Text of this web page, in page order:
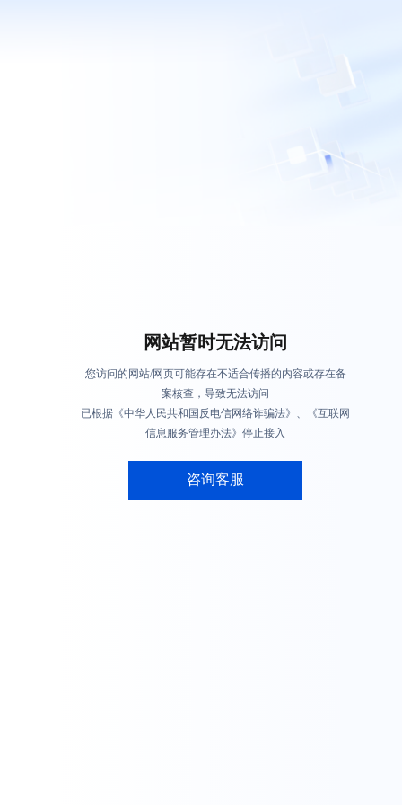
网站暂时无法访问
您访问的网站/网页可能存在不适合传播的内容或存在备
案核查，导致无法访问
已根据《中华人民共和国反电信网络诈骗法》、《互联网
信息服务管理办法》停止接入
咨询客服